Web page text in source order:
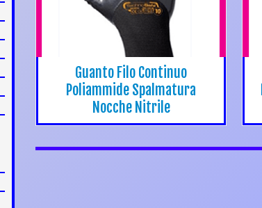
Guanto Filo Continuo
Poliammide Spalmatura
Nocche Nitrile